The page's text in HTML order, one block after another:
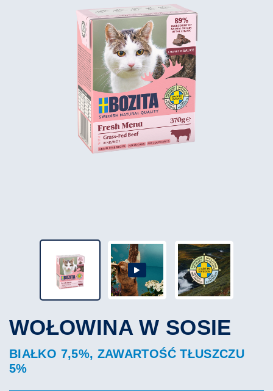
WOŁOWINA W SOSIE
BIAŁKO 7,5%, ZAWARTOŚĆ TŁUSZCZU
5%